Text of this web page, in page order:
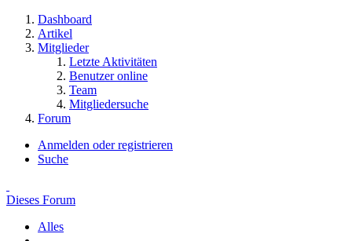
Dashboard
Artikel
Mitglieder
Letzte Aktivitäten
Benutzer online
Team
Mitgliedersuche
Forum
Anmelden oder registrieren
Suche
Dieses Forum
Alles